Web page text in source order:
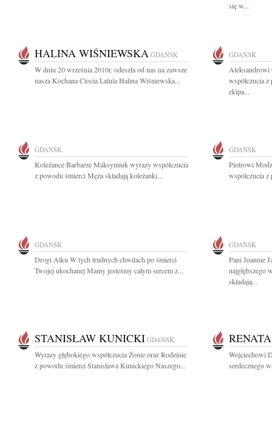
się w...
HALINA WIŚNIEWSKA GDAŃSK
W dniu 20 września 2010r. odeszła od nas na zawsze
nasza Kochana Ciocia Lalula Halina Wiśniewska...
GDAŃSK
Aleksandrowi
współczucia
ekipa...
GDAŃSK
Koleżance Barbarze Maksymiuk wyrazy współczucia
z powodu śmierci Męża składają koleżanki...
GDAŃSK
Piotrowi
współczucia
GDAŃSK
Drogi Alku W tych trudnych chwilach po śmierci
Twojej ukochanej Mamy jesteśmy całym sercem z...
GDAŃSK
Pani Joannie
najgłębszego
składają...
STANISŁAW KUNICKI GDAŃSK
Wyrazy głębokiego współczucia Żonie oraz Rodzinie
z powodu śmierci Stanisława Kunickiego Naszego...
Wojciechowi
serdecznego